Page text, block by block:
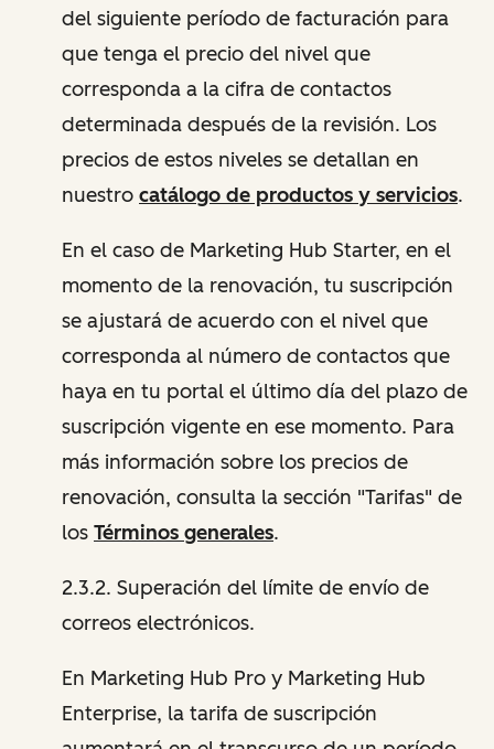
del siguiente período de facturación para
que tenga el precio del nivel que
corresponda a la cifra de contactos
determinada después de la revisión. Los
precios de estos niveles se detallan en
nuestro catálogo de productos y servicios.
En el caso de Marketing Hub Starter, en el
momento de la renovación, tu suscripción
se ajustará de acuerdo con el nivel que
corresponda al número de contactos que
haya en tu portal el último día del plazo de
suscripción vigente en ese momento. Para
más información sobre los precios de
renovación, consulta la sección "Tarifas" de
los Términos generales.
2.3.2. Superación del límite de envío de
correos electrónicos.
En Marketing Hub Pro y Marketing Hub
Enterprise, la tarifa de suscripción